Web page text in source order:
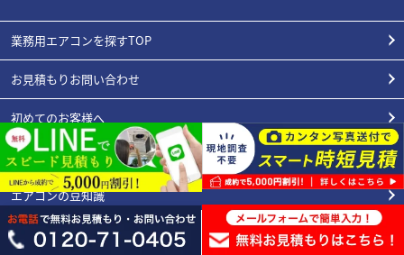
業務用エアコンを探すTOP
お見積もりお問い合わせ
初めてのお客様へ
施工実績
エアコンの豆知識
よくある質問